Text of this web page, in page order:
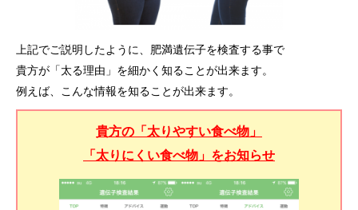
上記でご説明したように、肥満遺伝子を検査する事で
貴方が「太る理由」を細かく知ることが出来ます。
例えば、こんな情報を知ることが出来ます。
貴方の「太りやすい食べ物」
「太りにくい食べ物」をお知らせ